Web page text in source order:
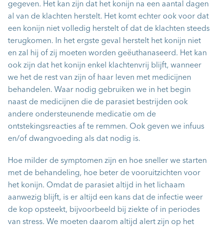
gegeven. Het kan zijn dat het konijn na een aantal dagen
al van de klachten herstelt. Het komt echter ook voor dat
een konijn niet volledig herstelt of dat de klachten steeds
terugkomen. In het ergste geval herstelt het konijn niet
en zal hij of zij moeten worden geëuthanaseerd. Het kan
ook zijn dat het konijn enkel klachtenvrij blijft, wanneer
we het de rest van zijn of haar leven met medicijnen
behandelen. Waar nodig gebruiken we in het begin
naast de medicijnen die de parasiet bestrijden ook
andere ondersteunende medicatie om de
ontstekingsreacties af te remmen. Ook geven we infuus
en/of dwangvoeding als dat nodig is.
Hoe milder de symptomen zijn en hoe sneller we starten
met de behandeling, hoe beter de vooruitzichten voor
het konijn. Omdat de parasiet altijd in het lichaam
aanwezig blijft, is er altijd een kans dat de infectie weer
de kop opsteekt, bijvoorbeeld bij ziekte of in periodes
van stress. We moeten daarom altijd alert zijn op het